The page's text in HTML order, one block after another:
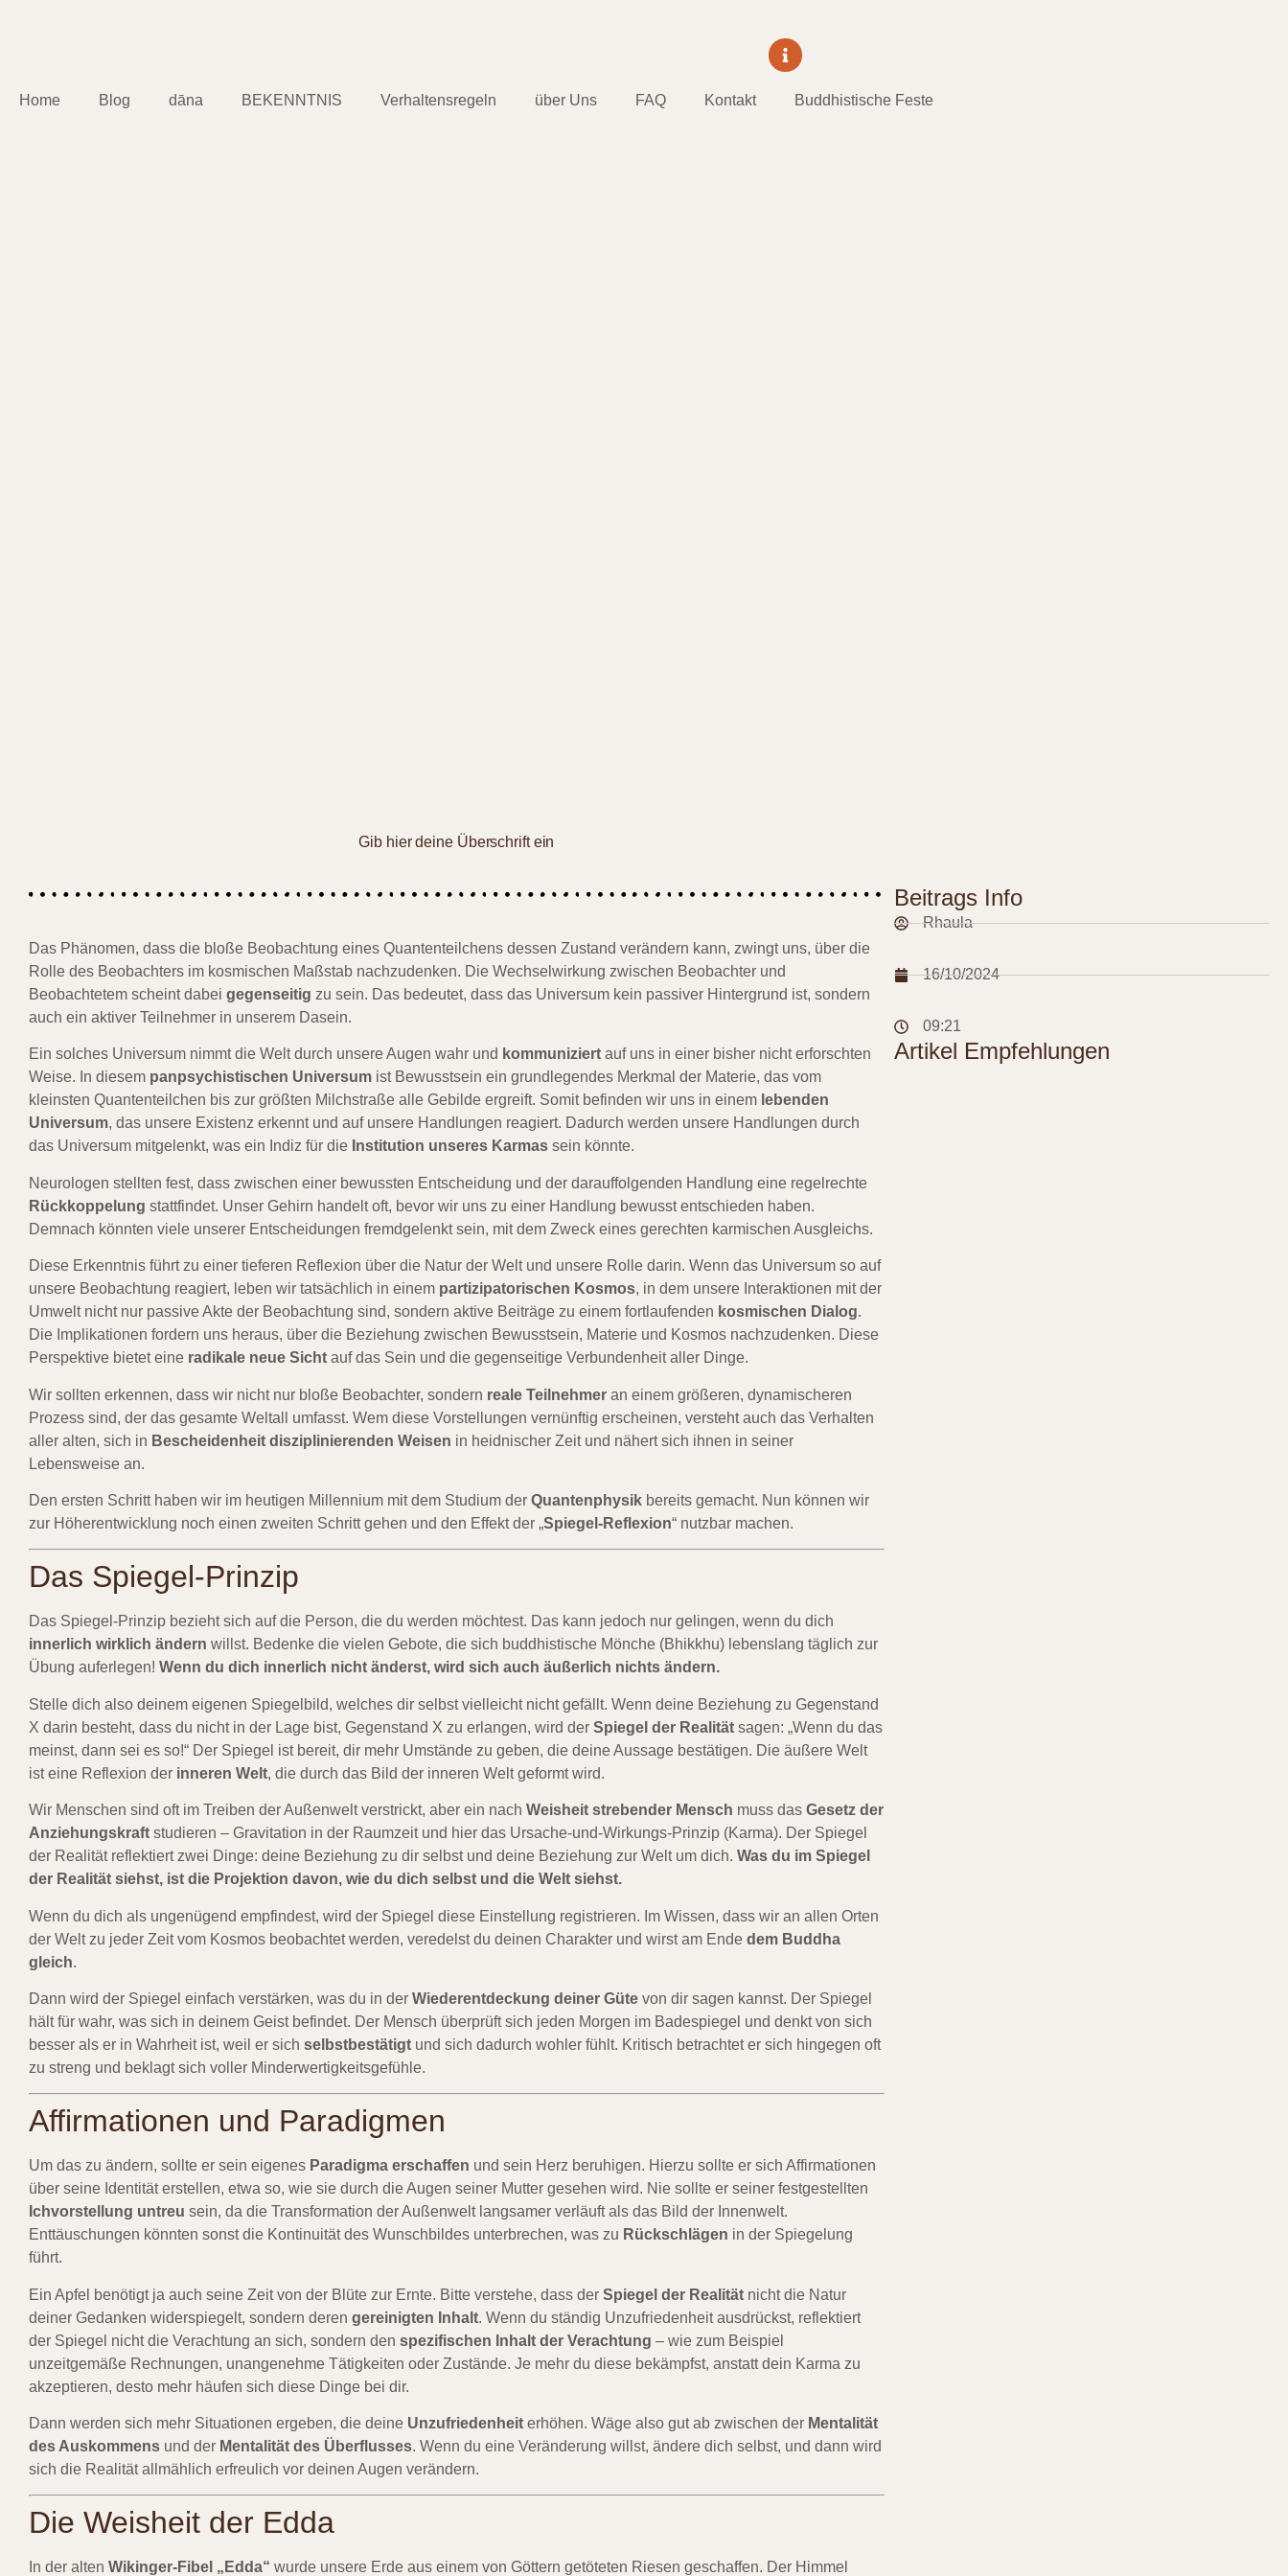
Home Blog dāna BEKENNTNIS Verhaltensregeln über Uns FAQ Kontakt Buddhistische Feste
Gib hier deine Überschrift ein
Das Phänomen, dass die bloße Beobachtung eines Quantenteilchens dessen Zustand verändern kann, zwingt uns, über die
Rolle des Beobachters im kosmischen Maßstab nachzudenken. Die Wechselwirkung zwischen Beobachter und
Beobachtetem scheint dabei gegenseitig zu sein. Das bedeutet, dass das Universum kein passiver Hintergrund ist, sondern
auch ein aktiver Teilnehmer in unserem Dasein.
Ein solches Universum nimmt die Welt durch unsere Augen wahr und kommuniziert auf uns in einer bisher nicht erforschten
Weise. In diesem panpsychistischen Universum ist Bewusstsein ein grundlegendes Merkmal der Materie, das vom
kleinsten Quantenteilchen bis zur größten Milchstraße alle Gebilde ergreift. Somit befinden wir uns in einem lebenden
Universum, das unsere Existenz erkennt und auf unsere Handlungen reagiert. Dadurch werden unsere Handlungen durch
das Universum mitgelenkt, was ein Indiz für die Institution unseres Karmas sein könnte.
Neurologen stellten fest, dass zwischen einer bewussten Entscheidung und der darauffolgenden Handlung eine regelrechte
Rückkoppelung stattfindet. Unser Gehirn handelt oft, bevor wir uns zu einer Handlung bewusst entschieden haben.
Demnach könnten viele unserer Entscheidungen fremdgelenkt sein, mit dem Zweck eines gerechten karmischen Ausgleichs.
Diese Erkenntnis führt zu einer tieferen Reflexion über die Natur der Welt und unsere Rolle darin. Wenn das Universum so auf
unsere Beobachtung reagiert, leben wir tatsächlich in einem partizipatorischen Kosmos, in dem unsere Interaktionen mit der
Umwelt nicht nur passive Akte der Beobachtung sind, sondern aktive Beiträge zu einem fortlaufenden kosmischen Dialog.
Die Implikationen fordern uns heraus, über die Beziehung zwischen Bewusstsein, Materie und Kosmos nachzudenken. Diese
Perspektive bietet eine radikale neue Sicht auf das Sein und die gegenseitige Verbundenheit aller Dinge.
Wir sollten erkennen, dass wir nicht nur bloße Beobachter, sondern reale Teilnehmer an einem größeren, dynamischeren
Prozess sind, der das gesamte Weltall umfasst. Wem diese Vorstellungen vernünftig erscheinen, versteht auch das Verhalten
aller alten, sich in Bescheidenheit disziplinierenden Weisen in heidnischer Zeit und nähert sich ihnen in seiner
Lebensweise an.
Den ersten Schritt haben wir im heutigen Millennium mit dem Studium der Quantenphysik bereits gemacht. Nun können wir
zur Höherentwicklung noch einen zweiten Schritt gehen und den Effekt der „Spiegel-Reflexion“ nutzbar machen.
Das Spiegel-Prinzip
Das Spiegel-Prinzip bezieht sich auf die Person, die du werden möchtest. Das kann jedoch nur gelingen, wenn du dich
innerlich wirklich ändern willst. Bedenke die vielen Gebote, die sich buddhistische Mönche (Bhikkhu) lebenslang täglich zur
Übung auferlegen! Wenn du dich innerlich nicht änderst, wird sich auch äußerlich nichts ändern.
Stelle dich also deinem eigenen Spiegelbild, welches dir selbst vielleicht nicht gefällt. Wenn deine Beziehung zu Gegenstand
X darin besteht, dass du nicht in der Lage bist, Gegenstand X zu erlangen, wird der Spiegel der Realität sagen: „Wenn du das
meinst, dann sei es so!“ Der Spiegel ist bereit, dir mehr Umstände zu geben, die deine Aussage bestätigen. Die äußere Welt
ist eine Reflexion der inneren Welt, die durch das Bild der inneren Welt geformt wird.
Wir Menschen sind oft im Treiben der Außenwelt verstrickt, aber ein nach Weisheit strebender Mensch muss das Gesetz der
Anziehungskraft studieren – Gravitation in der Raumzeit und hier das Ursache-und-Wirkungs-Prinzip (Karma). Der Spiegel
der Realität reflektiert zwei Dinge: deine Beziehung zu dir selbst und deine Beziehung zur Welt um dich. Was du im Spiegel
der Realität siehst, ist die Projektion davon, wie du dich selbst und die Welt siehst.
Wenn du dich als ungenügend empfindest, wird der Spiegel diese Einstellung registrieren. Im Wissen, dass wir an allen Orten
der Welt zu jeder Zeit vom Kosmos beobachtet werden, veredelst du deinen Charakter und wirst am Ende dem Buddha
gleich.
Dann wird der Spiegel einfach verstärken, was du in der Wiederentdeckung deiner Güte von dir sagen kannst. Der Spiegel
hält für wahr, was sich in deinem Geist befindet. Der Mensch überprüft sich jeden Morgen im Badespiegel und denkt von sich
besser als er in Wahrheit ist, weil er sich selbstbestätigt und sich dadurch wohler fühlt. Kritisch betrachtet er sich hingegen oft
zu streng und beklagt sich voller Minderwertigkeitsgefühle.
Affirmationen und Paradigmen
Um das zu ändern, sollte er sein eigenes Paradigma erschaffen und sein Herz beruhigen. Hierzu sollte er sich Affirmationen
über seine Identität erstellen, etwa so, wie sie durch die Augen seiner Mutter gesehen wird. Nie sollte er seiner festgestellten
Ichvorstellung untreu sein, da die Transformation der Außenwelt langsamer verläuft als das Bild der Innenwelt.
Enttäuschungen könnten sonst die Kontinuität des Wunschbildes unterbrechen, was zu Rückschlägen in der Spiegelung
führt.
Ein Apfel benötigt ja auch seine Zeit von der Blüte zur Ernte. Bitte verstehe, dass der Spiegel der Realität nicht die Natur
deiner Gedanken widerspiegelt, sondern deren gereinigten Inhalt. Wenn du ständig Unzufriedenheit ausdrückst, reflektiert
der Spiegel nicht die Verachtung an sich, sondern den spezifischen Inhalt der Verachtung – wie zum Beispiel
unzeitgemäße Rechnungen, unangenehme Tätigkeiten oder Zustände. Je mehr du diese bekämpfst, anstatt dein Karma zu
akzeptieren, desto mehr häufen sich diese Dinge bei dir.
Dann werden sich mehr Situationen ergeben, die deine Unzufriedenheit erhöhen. Wäge also gut ab zwischen der Mentalität
des Auskommens und der Mentalität des Überflusses. Wenn du eine Veränderung willst, ändere dich selbst, und dann wird
sich die Realität allmählich erfreulich vor deinen Augen verändern.
Die Weisheit der Edda
In der alten Wikinger-Fibel „Edda“ wurde unsere Erde aus einem von Göttern getöteten Riesen geschaffen. Der Himmel
Beitrags Info
Rhaula
16/10/2024
09:21
Artikel Empfehlungen